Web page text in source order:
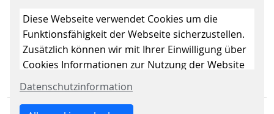
Diese Webseite verwendet Cookies um die
Funktionsfähigkeit der Webseite sicherzustellen.
Zusätzlich können wir mit Ihrer Einwilligung über
Cookies Informationen zur Nutzung der Website
sammeln, um die Webseite ständig zu
verbessern. Mit dem Klick auf den Button „Nur
essenzielle Cookies erlauben“ lehnen Sie die
Datenschutzinformation
Scheidt & Bachmann GmbH
Breite Straße 132
41238 Mönchengladbach